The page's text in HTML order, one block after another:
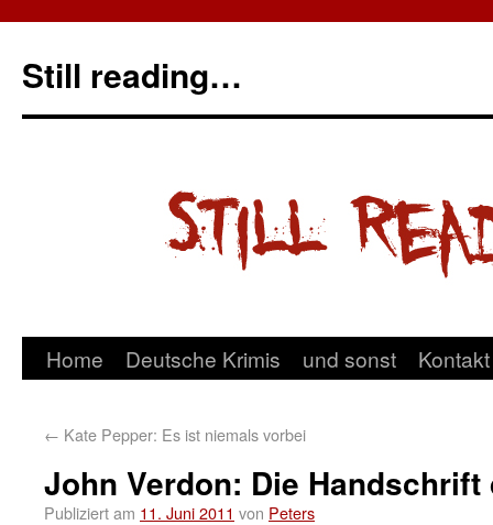
Still reading…
Home Deutsche Krimis und sonst Kontakt
← Kate Pepper: Es ist niemals vorbei
John Verdon: Die Handschrift
Publiziert am 11. Juni 2011 von Peters